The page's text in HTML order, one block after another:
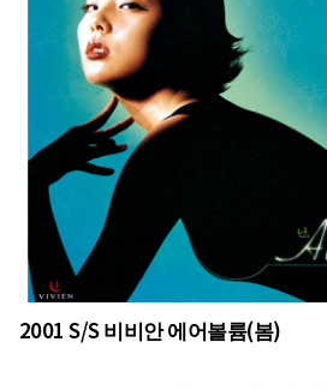
2001 S/S 비비안 에어볼륨(봄)